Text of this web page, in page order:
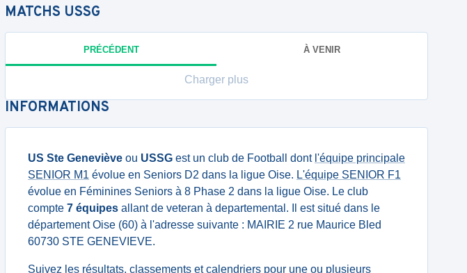
MATCHS USSG
PRÉCÉDENT À VENIR
Charger plus
INFORMATIONS
US Ste Geneviève ou USSG est un club de Football dont l'équipe principale
SENIOR M1 évolue en Seniors D2 dans la ligue Oise. L'équipe SENIOR F1
évolue en Féminines Seniors à 8 Phase 2 dans la ligue Oise. Le club
compte 7 équipes allant de veteran à departemental. Il est situé dans le
département Oise (60) à l'adresse suivante : MAIRIE 2 rue Maurice Bled
60730 STE GENEVIEVE.
Suivez les résultats, classements et calendriers pour une ou plusieurs